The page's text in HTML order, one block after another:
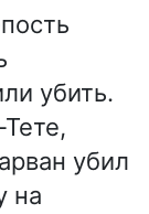
убить.
убил
на